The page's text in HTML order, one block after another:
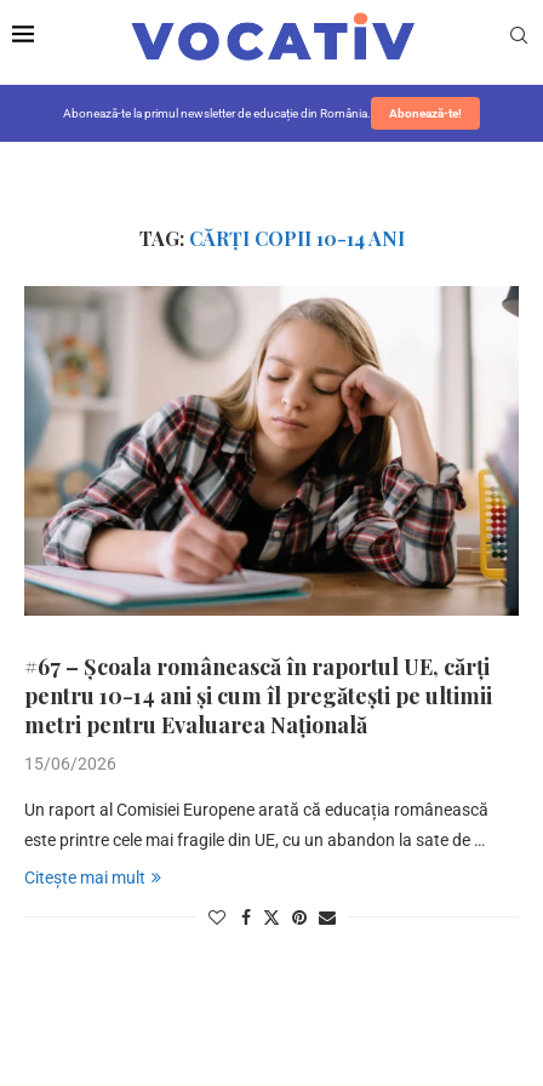
Abonează-te la primul newsletter de educație din România. Abonează-te!
TAG: CĂRȚI COPII 10-14 ANI
#67 – Școala românească în raportul UE, cărți
pentru 10-14 ani și cum îl pregătești pe ultimii
metri pentru Evaluarea Națională
15/06/2026
Un raport al Comisiei Europene arată că educația românească
este printre cele mai fragile din UE, cu un abandon la sate de …
Citește mai mult